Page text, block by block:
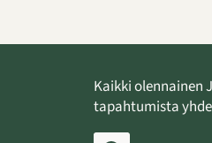
Kaikki olennainen
tapahtumista